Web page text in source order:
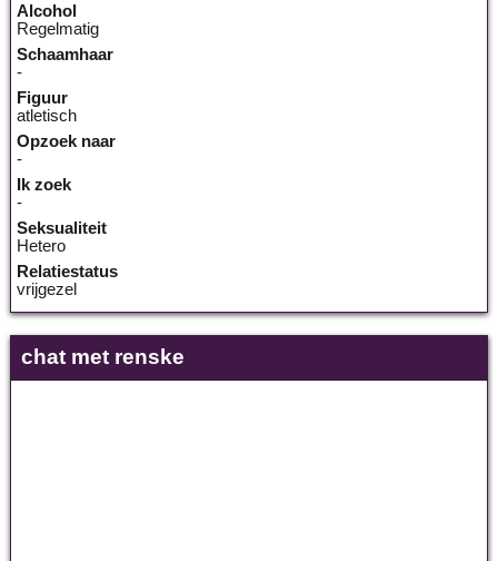
Alcohol
Regelmatig
Schaamhaar
-
Figuur
atletisch
Opzoek naar
-
Ik zoek
-
Seksualiteit
Hetero
Relatiestatus
vrijgezel
chat met renske